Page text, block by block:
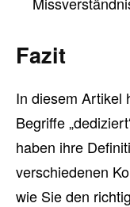
Fazit
In diesem Artikel
Begriffe
haben ihre
verschiedenen
wie Sie den